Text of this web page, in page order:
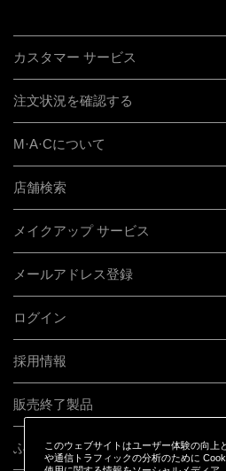
カスタマー サービス
注文状況を確認する
M·A·Cについて
店舗検索
メイクアップ サービス
メールアドレス登録
ログイン
採用情報
販売終了製品
ふるさと納税
このウェブサイトはユーザー体験の向上
や通信トラフィックの分析のために